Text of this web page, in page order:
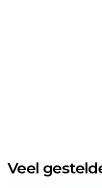
Veel